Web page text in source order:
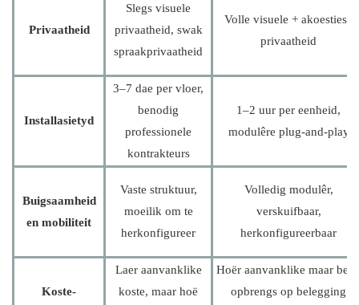
Privaatheid
Slegs visuele
privaatheid, swak
spraakprivaatheid
Volle visuele + akoestiese
privaatheid
Installasietyd
3–7 dae per vloer,
benodig
professionele
kontrakteurs
1–2 uur per eenheid,
modulêre plug-and-play
Buigsaamheid
en mobiliteit
Vaste struktuur,
moeilik om te
herkonfigureer
Volledig modulêr,
verskuifbaar,
herkonfigureerbaar
Koste-
Laer aanvanklike
koste, maar hoë
Hoër aanvanklike maar
opbrengs op belegging